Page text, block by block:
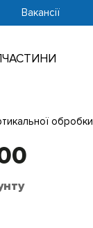
Вакансії
обробки